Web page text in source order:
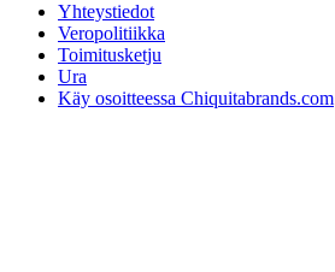
Yhteystiedot
Veropolitiikka
Toimitusketju
Ura
Käy osoitteessa Chiquitabrands.com